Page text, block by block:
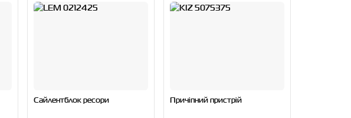
Сайлентблок ресори Причіпний пристрій